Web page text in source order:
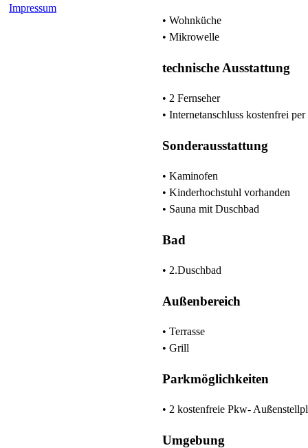
• Wohnküche
• Mikrowelle
technische Ausstattung
• 2 Fernseher
• Internetanschluss kostenfrei
Sonderausstattung
• Kaminofen
• Kinderhochstuhl vorhanden
• Sauna mit Duschbad
Bad
• 2.Duschbad
Außenbereich
• Terrasse
• Grill
Parkmöglichkeiten
• 2 kostenfreie Pkw-
Umgebung
Impressum